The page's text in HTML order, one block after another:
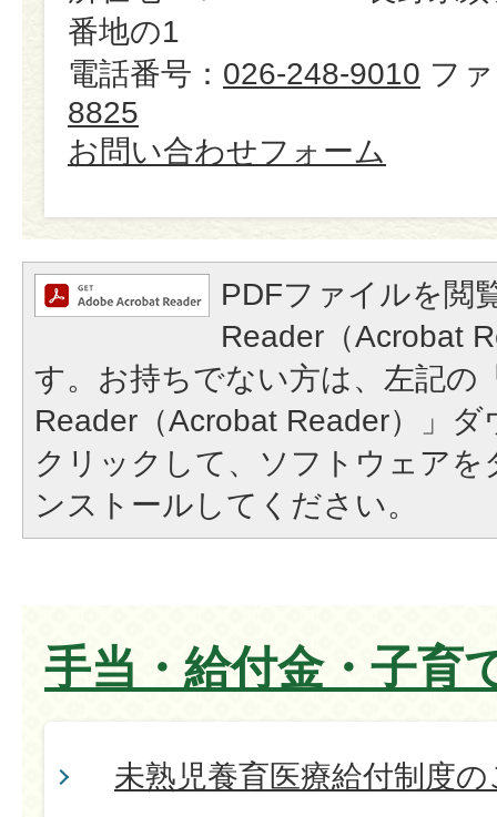
番地の1
電話番号： 026-248-9010 フ
8825
お問い合わせフォーム
PDFファイルを閲
Reader（Acrobat
す。お持ちでない方は、左記の
Reader（Acrobat Reader）」
クリックして、ソフトウェア
ンストールしてください。
手当・給付金・子育
未熟児養育医療給付制度の